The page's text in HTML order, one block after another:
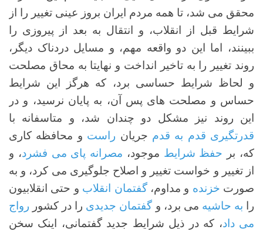
محقق می شد، تا همه مردم ایران بروز عینی تغییر را از
شرایط قبل از انقلاب، و انتقال به بعد از پیروزی را
ببینند، اما این دو واقعه مهم، و مسایل دردناک دیگر،
روند تغییر را به تاخیر انداخت و نهایتا به محاق مصلحت
و لحاظ شرایط حساسی برد، که هرگز این شرایط
حساس و مصلحت های پس آن، به پایان نرسید، و در
این روند نیز مشکل دو چندان شد، و متاسفانه با
قدرتگیری قدم به قدم جریان راست و محافظه کاری
که، بر حفظ شرایط موجود، مصرانه پای می فشرد، و
از تغییر و خواست تغییر و اصلاح جلوگیری می کرد، و به
صورت خزنده و مداوم،گفتمان انقلاب و حتی انقلابیون
را به حاشیه می برد، و گفتمان جدیدی را در کشور رواج
می داد، که در ذیل شرایط جدید گفتمانی، اینک سخن